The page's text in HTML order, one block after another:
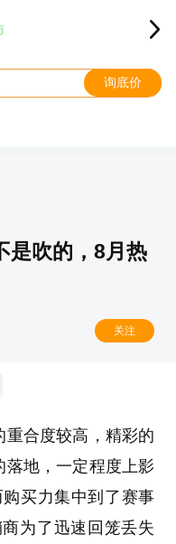
询底价
是吹的，8月热
关注
合度较高，精彩的
地，一定程度上影
买力集中到了赛事
为了迅速回笼丢失